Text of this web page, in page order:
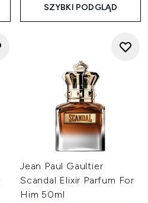
SZYBKI PODGLĄD
Jean Paul Gaultier
Scandal Elixir Parfum For
Him 50ml